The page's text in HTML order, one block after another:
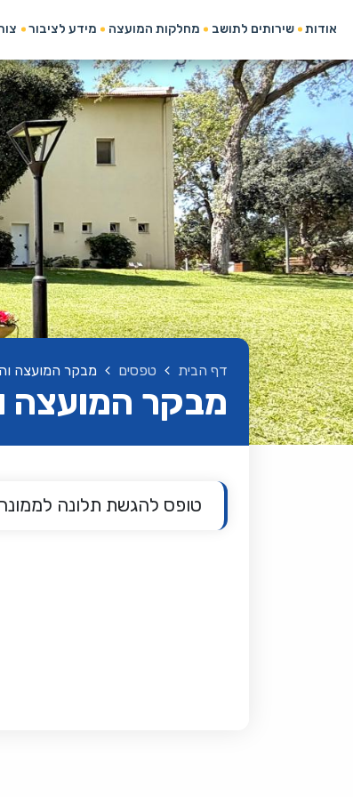
אודות שירותים לתושב מחלקות המועצה מידע לציבור
דף הבית טפסים מבקר המועצה
מבקר המועצה
טופס להגשת תלונה